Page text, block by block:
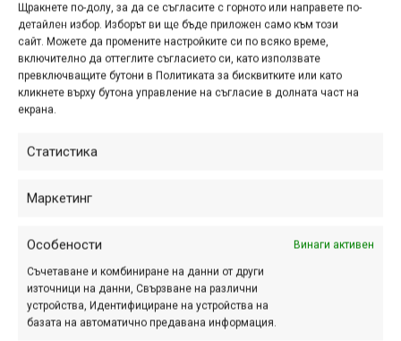
Щракнете по-долу, за да се съгласите с горното или направете по-
детайлен избор. Изборът ви ще бъде приложен само към този
сайт. Можете да промените настройките си по всяко време,
включително да оттеглите съгласието си, като използвате
превключващите бутони в Политиката за бисквитките или като
кликнете върху бутона управление на съгласие в долната част на
екрана.
Статистика
Маркетинг
Особености Винаги активен
Съчетаване и комбиниране на данни от други
източници на данни, Свързване на различни
устройства, Идентифициране на устройства на
базата на автоматично предавана информация.
дек. 05, 2025 at 12:04. 471
Празниците наближават и е време
да избереш подаръци за любимите
хора. За да ти помогнат в избора,
Black November е в Bike
Center! Очакват те над
1000 продукта с до 40%
отстъпка!